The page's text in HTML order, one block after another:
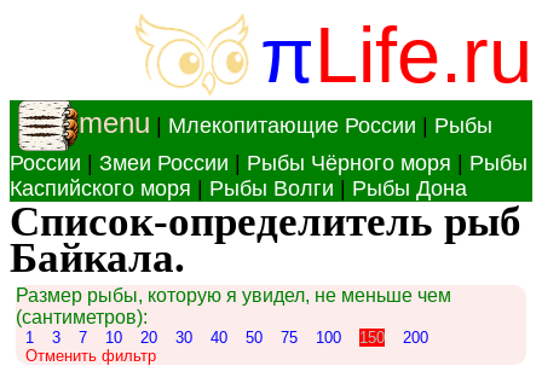
πLife.ru
menu Млекопитающие России
Рыбы
России
Змеи России Рыбы Чёрного моря
Рыбы
Каспийского моря
Рыбы Волги Рыбы Дона
Список-определитель рыб
Байкала.
Размер рыбы, которую я увидел, не меньше чем
(сантиметров):
1 3 7 10 20 30 40 50 75 100 150
200
Отменить фильтр